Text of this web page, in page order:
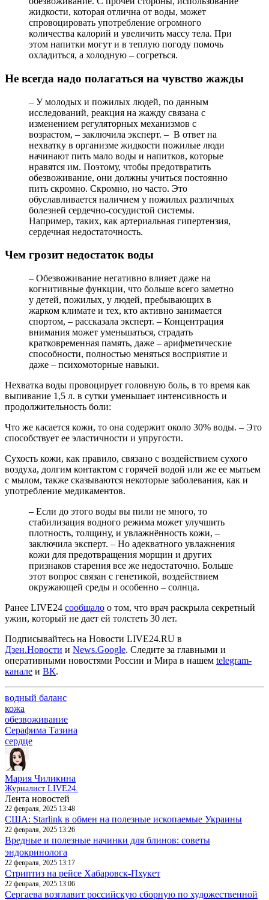
жидкости, которая отлична от воды, может
спровоцировать употребление огромного
количества калорий и увеличить массу тела. При
этом напитки могут и в теплую погоду помочь
охладиться, а холодную – согреться.
Не всегда надо полагаться на чувство жажды
– У молодых и пожилых людей, по данным
исследований, реакция на жажду связана с
изменением регуляторных механизмов с
возрастом, – заключила эксперт. – В ответ на
нехватку в организме жидкости пожилые люди
начинают пить мало воды и напитков, которые
нравятся им. Поэтому, чтобы предотвратить
обезвоживание, они должны учиться постоянно
пить скромно. Скромно, но часто. Это
обуславливается наличием у пожилых различных
болезней сердечно-сосудистой системы.
Например, таких, как артериальная гипертензия,
сердечная недостаточность.
Чем грозит недостаток воды
– Обезвоживание негативно влияет даже на
когнитивные функции, что больше всего заметно
у детей, пожилых, у людей, пребывающих в
жарком климате и тех, кто активно занимается
спортом, – рассказала эксперт. – Концентрация
внимания может уменьшаться, страдать
кратковременная память, даже – арифметические
способности, полностью меняться восприятие и
даже – психомоторные навыки.
Нехватка воды провоцирует головную боль, в то время как
выпивание 1,5 л. в сутки уменьшает интенсивность и
продолжительность боли:
Что же касается кожи, то она содержит около 30% воды. – Это
способствует ее эластичности и упругости.
Сухость кожи, как правило, связано с воздействием сухого
воздуха, долгим контактом с горячей водой или же ее мытьем
с мылом, также сказываются некоторые заболевания, как и
употребление медикаментов.
– Если до этого воды вы пили не много, то
стабилизация водного режима может улучшить
плотность, толщину, и увлажнённость кожи, –
заключила эксперт. – Но адекватного увлажнения
кожи для предотвращения морщин и других
признаков старения все же недостаточно. Больше
этот вопрос связан с генетикой, воздействием
окружающей среды и особенно – солнца.
Ранее LIVE24 сообщало о том, что врач раскрыла секретный
ужин, который не дает ей толстеть 30 лет.
Подписывайтесь на Новости LIVE24.RU в
Дзен.Новости и News.Google. Следите за главными и
оперативными новостями России и Мира в нашем telegram-
канале и ВК.
водный баланс
кожа
обезвоживание
Серафима Тазина
сердце
Мария Чиликина
Журналист LIVE24.
Лента новостей
22 февраля, 2025 13:48
США: Starlink в обмен на полезные ископаемые Украины
22 февраля, 2025 13:26
Вредные и полезные начинки для блинов: советы
эндокринолога
22 февраля, 2025 13:17
Стриптиз на рейсе Хабаровск-Пхукет
22 февраля, 2025 13:06
Сергаева возглавит российскую сборную по художественной